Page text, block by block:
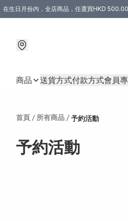
在生日月份内，全店商品，任選買HKD
商品 送貨方式付款方式會員
首頁 / 所有商品 / 予約活動
予約活動